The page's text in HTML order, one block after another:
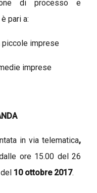
di processo e
pari a:
piccole imprese
imprese
in via telematica,
ore 15.00 del 26
10 ottobre 2017.